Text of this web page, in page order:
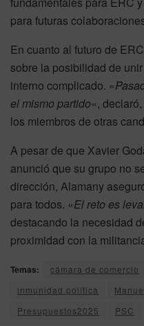
para futuras
En cuanto al futuro de
sobre la posibilidad de
interno complicado. «
el mismo partido«,
los miembros de otras
A pesar de que Xavier
anunció que su grupo no
dirección, Alamany
para todos. «El reto es
destacando la necesidad
proximidad con la
Temas: cámara de comercio
inmunidad política
Presupuestos2025
PSC